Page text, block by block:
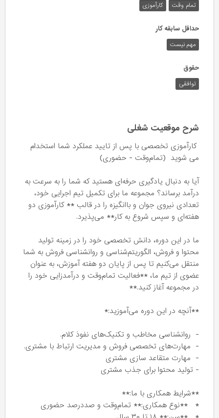
تمام وقت کارآموزی
حداقل سابقه کار
مهم نیست
حقوق
توافقی
شرح موقعیت شغلی
کارآموزی تخصصی با پس از تایید عملکرد شما استخدام
می شوید (تمام‌وقت - حضوری)
آیا به دنبال یادگیری حرفه‌ای هستید که شما را به سرعت به
درآمد برساند؟ مجموعه ما برای تکمیل تیم اجرایی خود،
تعدادی نیروی جوان و باانگیزه را در قالب ** کارآموزی دو
هفته‌ای و سپس شروع به کار** می‌پذیرد.
ما در این دوره، دانش تخصصی خود را در زمینه تولید
محتوا و فروش، الگوریتم‌شناسی و روانشناسی فروش به شما
منتقل می‌کنیم تا پس از پایان دو هفته آموزش، به عنوان
عضوی از تیم ما، **فعالیت تمام‌وقت و درآمدزایی خود را
در مجموعه آغاز کنید.**
**آنچه در این دوره می‌آموزید:*
- روانشناسی مخاطب و تکنیک‌های نفوذ کلام.
- مهارت‌های تخصصی فروش و مدیریت ارتباط با مشتری.
- مهارت متقاعد سازی مشتری
- تولید محتوا برای جذب مشتری
**شرایط همکاری با ما:**
* **نوع همکاری:** تمام‌وقت و صددرصد حضوری